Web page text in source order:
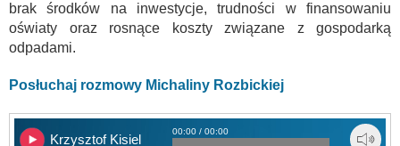
brak środków na inwestycje, trudności w finansowaniu
oświaty oraz rosnące koszty związane z gospodarką
odpadami.
Posłuchaj rozmowy Michaliny Rozbickiej
Krzysztof Kisiel
00:00 / 00:00